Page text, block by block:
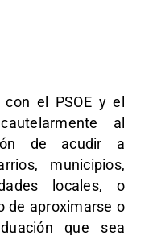
el PSOE y el
al
de acudir a
municipios,
locales, o
de aproximarse o
que sea